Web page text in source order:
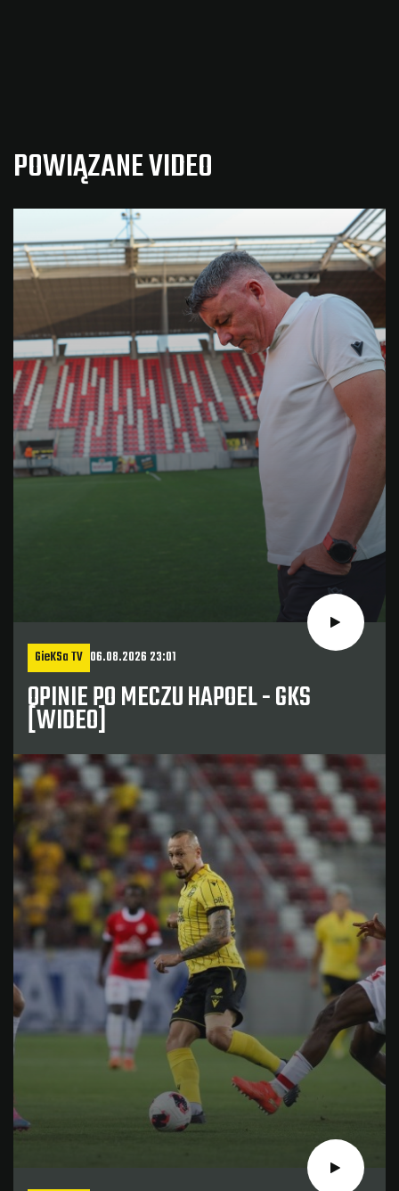
POWIĄZANE VIDEO
GieKSa TV 06.08.2026 23:01
OPINIE PO MECZU HAPOEL - GKS
[WIDEO]